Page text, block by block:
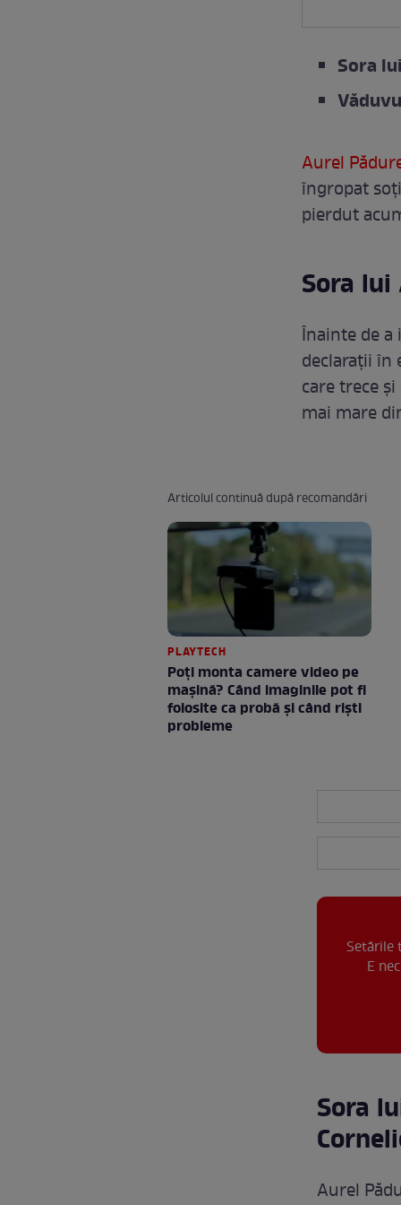
Sora
Aurel
îngropat
pierdut
Sora
Înainte de
declarații în
care trece
mai mare
Articolul continuă după recomandări
PLAYTECH
Poți monta camere video pe
mașină? Când imaginile pot fi
folosite ca probă și când riști
probleme
Setările
E
Sora
Aurel